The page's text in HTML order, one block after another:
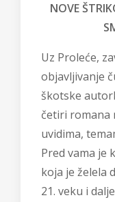
NOVE
Uz Proleće,
objavljivanje
škotske
četiri romana
uvidima,
Pred vama je
koja je želela
21. veku i